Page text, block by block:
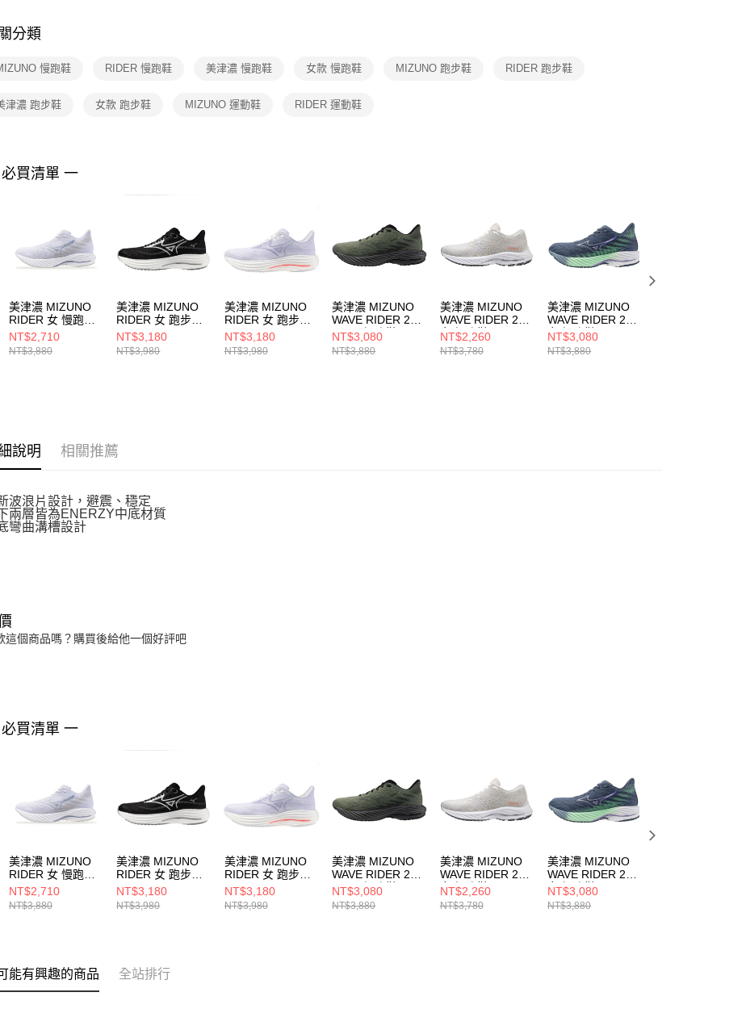
１．透過由恩沛科技股份有限公司提供之「AFTEE先享後付」服務完成之
交易，需依本服務之必要範圍內提供個人資料，並將交易相關給付款項請
２．關於個人資料處理事宜，請瀏覽以下網址：
形，恩沛科技股份有限公司將有權停止該用戶之使用額度並採取法律行
動。
分類
慢跑鞋 RIDER 慢跑鞋 美津濃 慢跑鞋 女款 慢跑鞋 MIZUNO 跑步鞋 RIDER 跑步鞋
津濃 跑步鞋 女款 跑步鞋 MIZUNO 運動鞋 RIDER 運動鞋
買清單 一
美津濃 MIZUNO
RIDER 女 慢跑鞋
J1GD240623
NT$2,710
NT$3,880
美津濃 MIZUNO
RIDER 女 跑步鞋
J1GD250622
NT$3,180
NT$3,980
美津濃 MIZUNO
RIDER 女 跑步鞋
J1GD250323
NT$3,180
NT$3,980
美津濃 MIZUNO
WAVE RIDER 28
2E 男 慢跑鞋
J1GC240459
NT$3,080
NT$3,880
美津濃 MIZUNO
WAVE RIDER 26
女 慢跑鞋
J1GD220678
NT$2,260
NT$3,780
美津濃 MIZUNO
WAVE RIDER 28
女 慢跑鞋
J1GD240371
NT$3,080
NT$3,880
說明 相關推薦
波浪片設計，避震、穩定
兩層皆為ENERZY中底材質
彎曲溝槽設計
這個商品嗎？購買後給他一個好評吧
買清單 一
美津濃 MIZUNO
RIDER 女 慢跑鞋
J1GD240623
NT$2,710
NT$3,880
美津濃 MIZUNO
RIDER 女 跑步鞋
J1GD250622
NT$3,180
NT$3,980
美津濃 MIZUNO
RIDER 女 跑步鞋
J1GD250323
NT$3,180
NT$3,980
美津濃 MIZUNO
WAVE RIDER 28
2E 男 慢跑鞋
J1GC240459
NT$3,080
NT$3,880
美津濃 MIZUNO
WAVE RIDER 26
女 慢跑鞋
J1GD220678
NT$2,260
NT$3,780
美津濃 MIZUNO
WAVE RIDER 28
女 慢跑鞋
J1GD240371
NT$3,080
NT$3,880
能有興趣的商品 全站排行